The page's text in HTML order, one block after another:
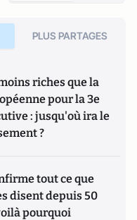
PLUS PARTAGES
riches que la
pour la 3e
: jusqu'où ira le
?
tout ce que
disent depuis 50
pourquoi